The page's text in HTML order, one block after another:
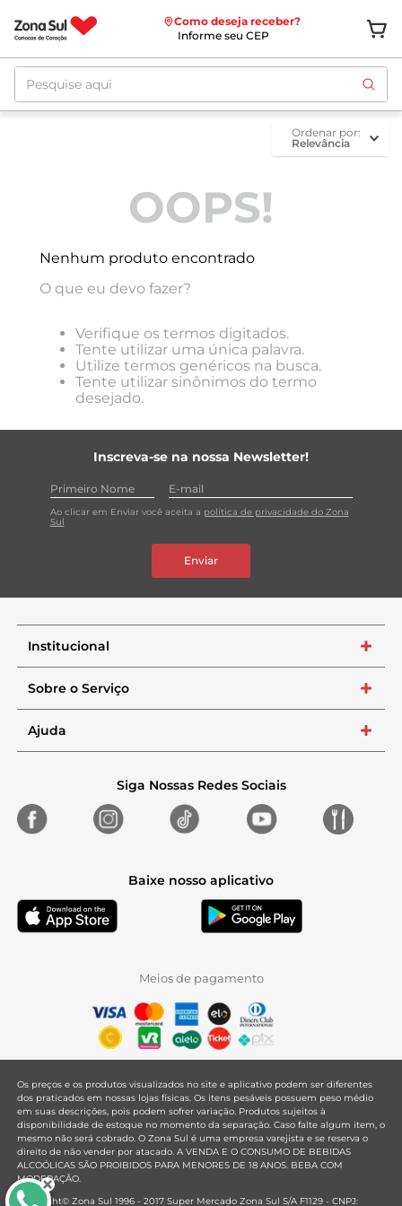
Como deseja receber?
Informe seu CEP
Pesquise aqui
ordenar por
Relevância
OOPS!
Nenhum produto encontrado
O que eu devo fazer?
Verifique os termos digitados.
Tente utilizar uma única palavra.
Utilize termos genéricos na busca.
Tente utilizar sinônimos do termo
desejado.
Inscreva-se na nossa Newsletter!
Ao clicar em Enviar você aceita a política de privacidade do Zona
Sul
Enviar
Institucional +
Sobre o Serviço +
Ajuda +
Siga Nossas Redes Sociais
Baixe nosso aplicativo
Meios de pagamento
Os preços e os produtos visualizados no site e aplicativo podem ser diferentes
dos praticados em nossas lojas físicas. Os itens pesáveis possuem peso médio
em suas descrições, pois podem sofrer variação. Produtos sujeitos à
disponibilidade de estoque no momento da separação. Caso falte algum item, o
mesmo não será cobrado. O Zona Sul é uma empresa varejista e se reserva o
direito de não vender por atacado. A VENDA E O CONSUMO DE BEBIDAS
ALCOÓLICAS SÃO PROIBIDOS PARA MENORES DE 18 ANOS. BEBA COM
MODERAÇÃO.
Copyright© Zona Sul 1996 - 2017 Super Mercado Zona Sul S/A F1129 - CNPJ: